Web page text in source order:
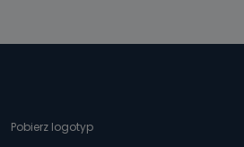
Pobierz logotyp